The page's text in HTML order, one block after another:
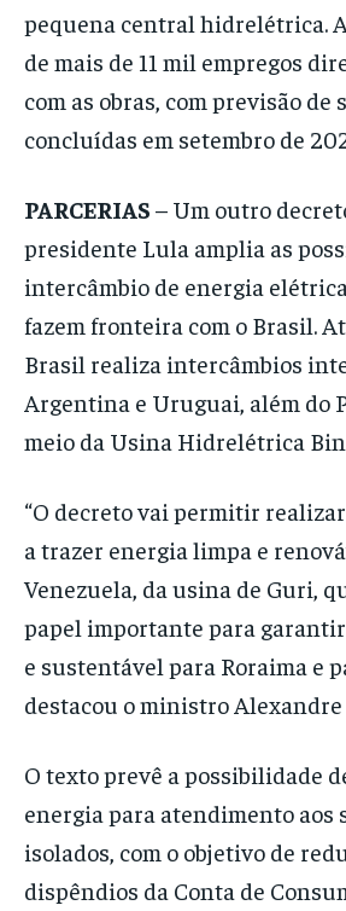
pequena central hidrelétrica.
de mais de 11 mil empregos
com as obras, com previsão de
concluídas em setembro de
PARCERIAS – Um outro
presidente Lula amplia as
intercâmbio de energia
fazem fronteira com o Brasil.
Brasil realiza intercâmbios
Argentina e Uruguai, além do
meio da Usina Hidrelétrica
“O decreto vai permitir
a trazer energia limpa e
Venezuela, da usina de Guri,
papel importante para
e sustentável para Roraima e
destacou o ministro
O texto prevê a possibilidade
energia para atendimento aos
isolados, com o objetivo de
dispêndios da Conta de